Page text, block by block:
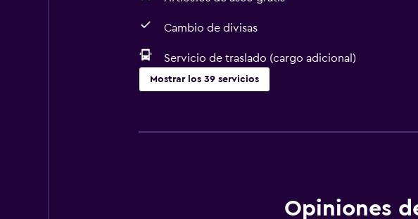
Cambio de divisas
Servicio de traslado (cargo adicional)
Mostrar los 39 servicios
Wifi gratis
Opiniones